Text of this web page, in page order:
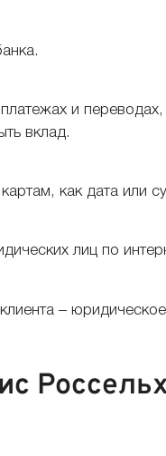
и
вклад.
как дата или
лиц по
–